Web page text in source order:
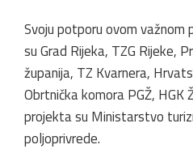
Svoju potporu ovom važnom
su Grad Rijeka, TZG Rijeke,
županija, TZ Kvarnera,
Obrtnička komora PGŽ, HGK
projekta su Ministarstvo
poljoprivrede.